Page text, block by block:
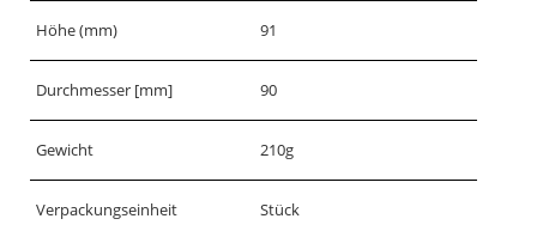
Höhe (mm) 91
Durchmesser [mm] 90
Gewicht 210g
Verpackungseinheit Stück